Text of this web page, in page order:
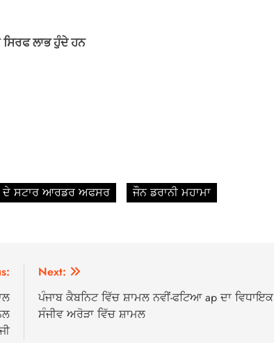
ਲਾਭ ਹੁੰਦੇ ਹਨ
ਦੇ ਸਟਾਰ ਆਰਡਰ ਅਫਸਰ
ਜੌਨ ਡਰਾਨੀ ਮਹਾਮਾ
Next:
ਪੰਜਾਬ ਕੈਬਨਿਟ ਵਿੱਚ ਸ਼ਾਮਲ ਨਵੀਂ-ਫਟਿਆ ap ਦਾ ਵਿਧਾਇਕ
ਸੰਜੀਵ ਅਰੋੜਾ ਵਿੱਚ ਸ਼ਾਮਲ